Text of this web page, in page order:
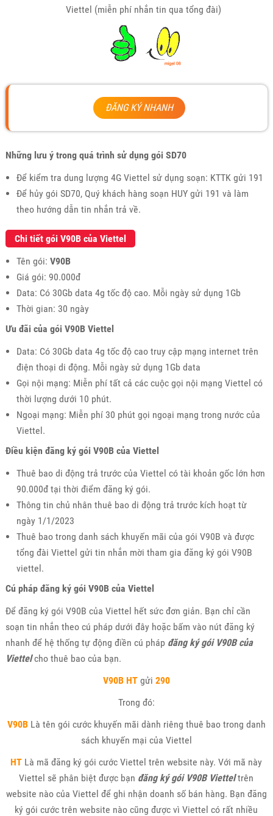
Viettel (miễn phí nhắn tin qua tổng đài)
ĐĂNG KÝ NHANH
Những lưu ý trong quá trình sử dụng gói SD70
Để kiểm tra dung lượng 4G Viettel sử dụng soạn: KTTK gửi 191
Để hủy gói SD70, Quý khách hàng soạn HUY gửi 191 và làm
theo hướng dẫn tin nhắn trả về.
Chi tiết gói V90B của Viettel
Tên gói: V90B
Giá gói: 90.000đ
Data: Có 30Gb data 4g tốc độ cao. Mỗi ngày sử dụng 1Gb
Thời gian: 30 ngày
Ưu đãi của gói V90B Viettel
Data: Có 30Gb data 4g tốc độ cao truy cập mạng internet trên
điện thoại di động. Mỗi ngày sử dụng 1Gb data
Gọi nội mạng: Miễn phí tất cả các cuộc gọi nội mạng Viettel có
thời lượng dưới 10 phút.
Ngoại mạng: Miễn phí 30 phút gọi ngoại mạng trong nước của
Viettel.
Điều kiện đăng ký gói V90B của Viettel
Thuê bao di động trả trước của Viettel có tài khoản gốc lớn hơn
90.000đ tại thời điểm đăng ký gói.
Thông tin chủ nhân thuê bao di động trả trước kích hoạt từ
ngày 1/1/2023
Thuê bao trong danh sách khuyến mãi của gói V90B và được
tổng đài Viettel gửi tin nhắn mời tham gia đăng ký gói V90B
viettel.
Cú pháp đăng ký gói V90B của Viettel
Để đăng ký gói V90B của Viettel hết sức đơn giản. Bạn chỉ cần
soạn tin nhắn theo cú pháp dưới đây hoặc bấm vào nút đăng ký
nhanh để hệ thống tự động điền cú pháp đăng ký gói V90B của
Viettelcho thuê bao của bạn.
V90B HTgửi 290
Trong đó:
V90BLà tên gói cước khuyến mãi dành riêng thuê bao trong danh
sách khuyến mại của Viettel
HT Là mã đăng ký gói cước Viettel trên website này. Với mã này
Viettel sẽ phân biệt được bạn đăng ký gói V90B Vietteltrên
website nào của Viettel để ghi nhận doanh số bán hàng. Bạn đăng
ký gói cước trên website nào cũng được vì Viettel có rất nhiều